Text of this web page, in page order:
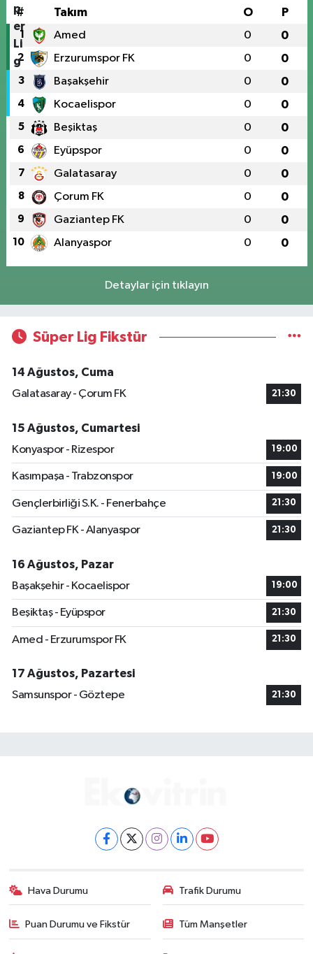
# Takım O P
1 Amed 0 0
2 Erzurumspor FK 0 0
3 Başakşehir 0 0
4 Kocaelispor 0 0
5 Beşiktaş 0 0
6 Eyüpspor 0 0
7 Galatasaray 0 0
8 Çorum FK 0 0
9 Gaziantep FK 0 0
10 Alanyaspor 0 0
Detaylar için tıklayın
Süper Lig Fikstür
14 Ağustos, Cuma
Galatasaray - Çorum FK
21:30
15 Ağustos, Cumartesi
Konyaspor - Rizespor
19:00
Kasımpaşa - Trabzonspor 19:00
Gençlerbirliği S.K. - Fenerbahçe 21:30
Gaziantep FK - Alanyaspor 21:30
16 Ağustos, Pazar
Başakşehir - Kocaelispor
19:00
Beşiktaş - Eyüpspor 21:30
Amed - Erzurumspor FK 21:30
17 Ağustos, Pazartesi
Samsunspor - Göztepe
21:30
Hava Durumu Trafik Durumu
Puan Durumu ve Fikstür Tüm Manşetler